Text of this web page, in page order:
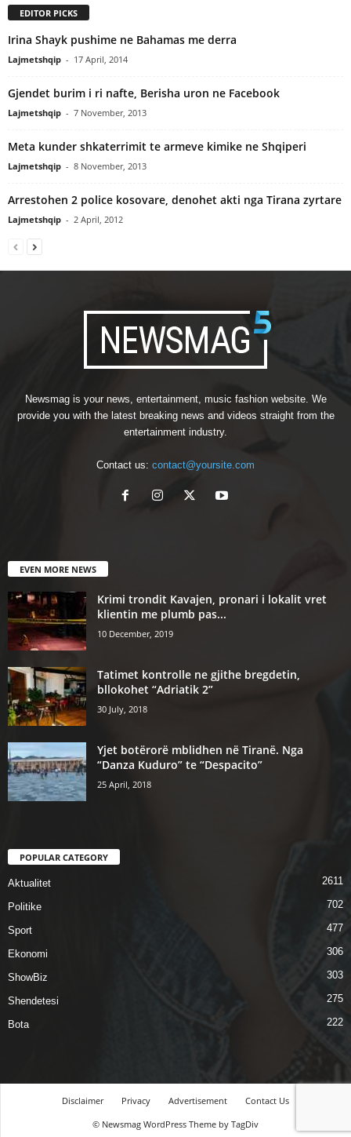
EDITOR PICKS
Irina Shayk pushime ne Bahamas me derra
Lajmetshqip - 17 April, 2014
Gjendet burim i ri nafte, Berisha uron ne Facebook
Lajmetshqip - 7 November, 2013
Meta kunder shkaterrimit te armeve kimike ne Shqiperi
Lajmetshqip - 8 November, 2013
Arrestohen 2 police kosovare, denohet akti nga Tirana zyrtare
Lajmetshqip - 2 April, 2012
Newsmag is your news, entertainment, music fashion website. We
provide you with the latest breaking news and videos straight from the
entertainment industry.
Contact us: contact@yoursite.com
EVEN MORE NEWS
Krimi trondit Kavajen, pronari i lokalit vret
klientin me plumb pas...
10 December, 2019
Tatimet kontrolle ne gjithe bregdetin,
bllokohet “Adriatik 2”
30 July, 2018
Yjet botërorë mblidhen në Tiranë. Nga
“Danza Kuduro” te “Despacito”
25 April, 2018
POPULAR CATEGORY
Aktualitet 2611
Politike 702
Sport 477
Ekonomi 306
ShowBiz 303
Shendetesi 275
Bota 222
Disclaimer Privacy Advertisement
Contact Us
© Newsmag WordPress Theme by TagDiv